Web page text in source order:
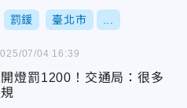
罰鍰 臺北市
燈罰1200！交通局：很多
07/04 16:39